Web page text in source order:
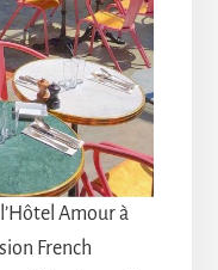
Amour à
French